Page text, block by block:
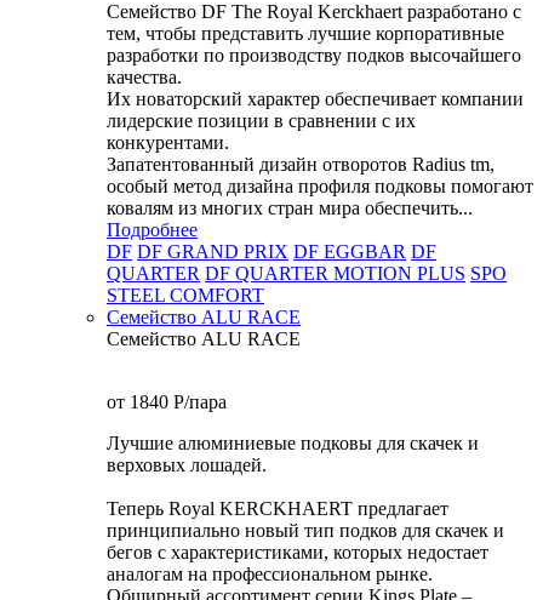
Семейство DF The Royal Kerckhaert разработано с
тем, чтобы представить лучшие корпоративные
разработки по производству подков высочайшего
качества.
Их новаторский характер обеспечивает компании
лидерские позиции в сравнении с их
конкурентами.
Запатентованный дизайн отворотов Radius tm,
особый метод дизайна профиля подковы помогают
ковалям из многих стран мира обеспечить...
Подробнее
DF DF GRAND PRIX DF EGGBAR DF
QUARTER DF QUARTER MOTION PLUS SPO
STEEL COMFORT
Семейство ALU RACE
Семейство ALU RACE
от 1840 P/пара
Лучшие алюминиевые подковы для скачек и
верховых лошадей.
Теперь Royal KERCKHAERT предлагает
принципиально новый тип подков для скачек и
бегов с характеристиками, которых недостает
аналогам на профессиональном рынке.
Обширный ассортимент серии Kings Plate –